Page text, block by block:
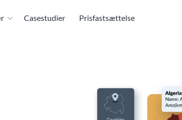
Casestudier Prisfastsættelse